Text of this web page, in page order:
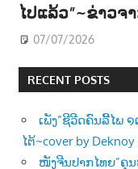
ໄປແລ້ວ”~ຂ່າວຈ
07/07/2026
RECENT POSTS
ເພັງ”ຊີວີດຄົນລີ້ໄພ
ໄຕ້~cover by Deknoy
ໜັງຈີນປາກໄທຍ”ຄຸ